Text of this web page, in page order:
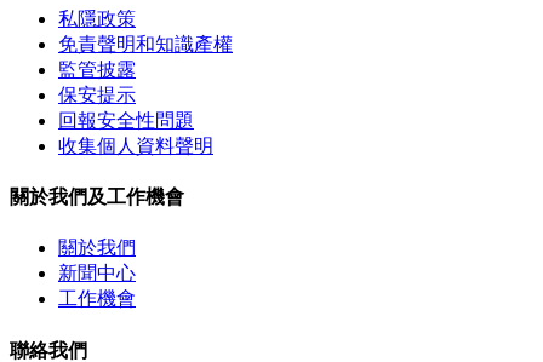
私隱政策
免責聲明和知識產權
監管披露
保安提示
回報安全性問題
收集個人資料聲明
關於我們及工作機會
關於我們
新聞中心
工作機會
聯絡我們